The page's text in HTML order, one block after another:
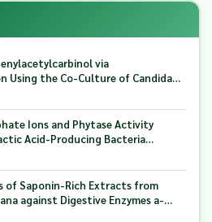
via
Using the Co-Culture of Candida
and Saccharomyces cerevisiae
Biocatalyst
Ions and Phytase Activity
Acid-Producing Bacteria
Whitening Stages Rice Bran as
of Saponin-Rich Extracts from
against Digestive Enzymes a-
Lipase